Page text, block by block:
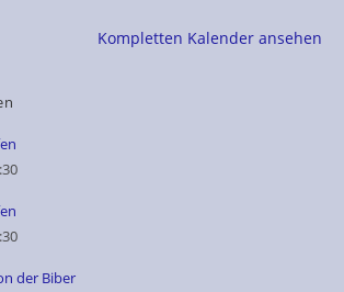
Kompletten Kalender ansehen
der Biber